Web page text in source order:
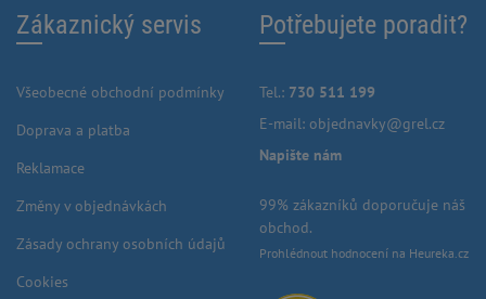
Zákaznický servis
Všeobecné obchodní podmínky
Doprava a platba
Reklamace
Změny v objednávkách
Zásady ochrany osobních údajů
Cookies
Potřebujete poradit?
Tel.: 730 511 199
E-mail: objednavky@grel.cz
Napište nám
99% zákazníků doporučuje náš
obchod.
Prohlédnout hodnocení na Heureka.cz